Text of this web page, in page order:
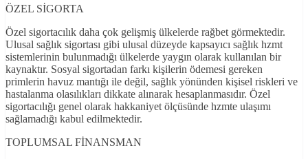
ÖZEL SİGORTA
Özel sigortacılık daha çok gelişmiş ülkelerde rağbet görmektedir.
Ulusal sağlık sigortası gibi ulusal düzeyde kapsayıcı sağlık hzmt
sistemlerinin bulunmadığı ülkelerde yaygın olarak kullanılan bir
kaynaktır. Sosyal sigortadan farkı kişilerin ödemesi gereken
primlerin havuz mantığı ile değil, sağlık yönünden kişisel riskleri ve
hastalanma olasılıkları dikkate alınarak hesaplanmasıdır. Özel
sigortacılığı genel olarak hakkaniyet ölçüsünde hzmte ulaşımı
sağlamadığı kabul edilmektedir.
TOPLUMSAL FİNANSMAN